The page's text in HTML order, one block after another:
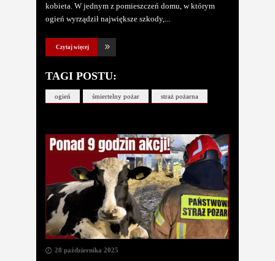
kobieta. W jednym z pomieszczeń domu, w którym
ogień wyrządził największe szkody,
Czytaj więcej
TAGI POSTU:
ogień śmiertelny pożar straż pożarna
28 października 2025